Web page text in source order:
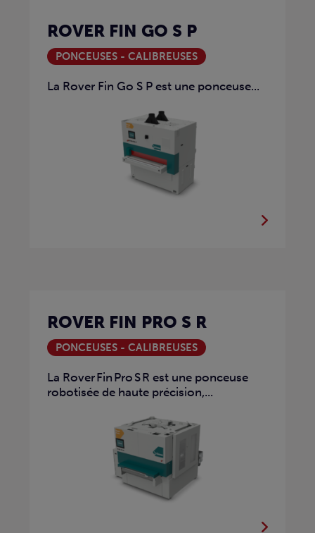
ROVER FIN GO S P
PONCEUSES - CALIBREUSES
La Rover Fin Go S P est une ponceuse...
ROVER FIN PRO S R
PONCEUSES - CALIBREUSES
La Rover Fin Pro S R est une ponceuse
robotisée de haute précision,...